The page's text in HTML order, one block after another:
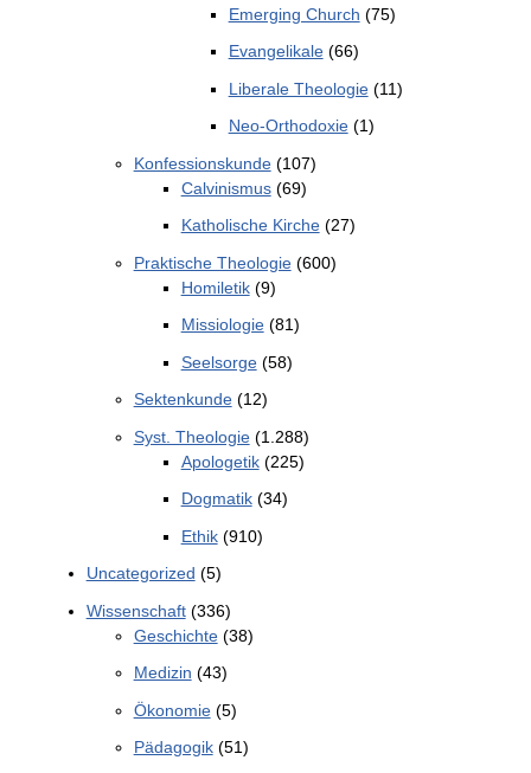
Emerging Church (75)
Evangelikale(66)
Liberale Theologie(11)
Neo-Orthodoxie(1)
Konfessionskunde(107)
Calvinismus(69)
Katholische Kirche(27)
Praktische Theologie(600)
Homiletik(9)
Missiologie(81)
Seelsorge(58)
Sektenkunde(12)
Syst. Theologie(1.288)
Apologetik(225)
Dogmatik(34)
Ethik(910)
Uncategorized (5)
Wissenschaft(336)
Geschichte(38)
Medizin (43)
Ökonomie(5)
Pädagogik(51)